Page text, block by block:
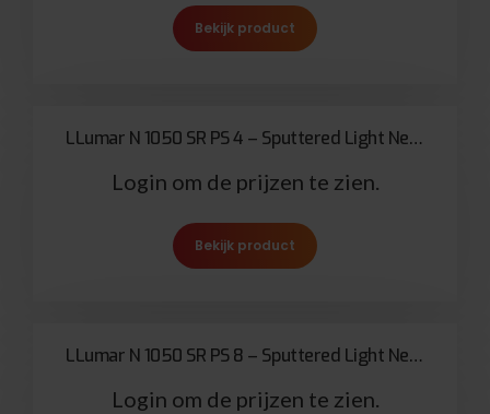
Bekijk product
LLumar N 1050 SR PS 4 – Sputtered Light Neutral 100µ
Login om de prijzen te zien.
Bekijk product
LLumar N 1050 SR PS 8 – Sputtered Light Neutral 200µ
Login om de prijzen te zien.